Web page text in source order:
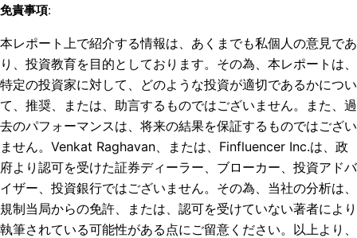
免責事項:
本レポート上で紹介する情報は、あくまでも私個人の意見であ
り、投資教育を目的としております。その為、本レポートは、
特定の投資家に対して、どのような投資が適切であるかについ
て、推奨、または、助言するものではございません。また、過
去のパフォーマンスは、将来の結果を保証するものではござい
ません。Venkat Raghavan、または、Finfluencer Inc.は、政
府より認可を受けた証券ディーラー、ブローカー、投資アドバ
イザー、投資銀行ではございません。その為、当社の分析は、
規制当局からの免許、または、認可を受けていない著者により
執筆されている可能性がある点にご留意ください。以上より、